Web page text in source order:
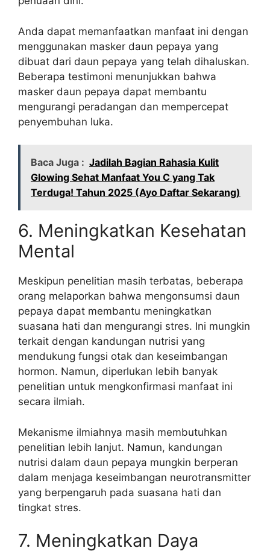
Anda dapat memanfaatkan manfaat ini dengan
menggunakan masker daun pepaya yang
dibuat dari daun pepaya yang telah dihaluskan.
Beberapa testimoni menunjukkan bahwa
masker daun pepaya dapat membantu
mengurangi peradangan dan mempercepat
penyembuhan luka.
Baca Juga : Jadilah Bagian Rahasia Kulit
Glowing Sehat Manfaat You C yang Tak
Terduga! Tahun 2025 (Ayo Daftar Sekarang)
6. Meningkatkan Kesehatan
Mental
Meskipun penelitian masih terbatas, beberapa
orang melaporkan bahwa mengonsumsi daun
pepaya dapat membantu meningkatkan
suasana hati dan mengurangi stres. Ini mungkin
terkait dengan kandungan nutrisi yang
mendukung fungsi otak dan keseimbangan
hormon. Namun, diperlukan lebih banyak
penelitian untuk mengkonfirmasi manfaat ini
secara ilmiah.
Mekanisme ilmiahnya masih membutuhkan
penelitian lebih lanjut. Namun, kandungan
nutrisi dalam daun pepaya mungkin berperan
dalam menjaga keseimbangan neurotransmitter
yang berpengaruh pada suasana hati dan
tingkat stres.
7. Meningkatkan Daya